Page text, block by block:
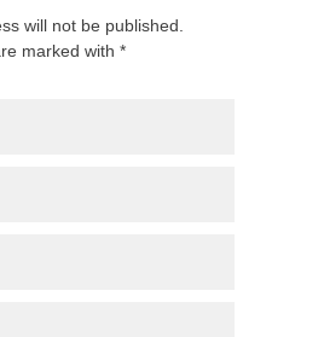
will not be published.
marked with *